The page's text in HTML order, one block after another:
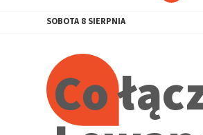
SOBOTA 8 SIERPNIA
Co